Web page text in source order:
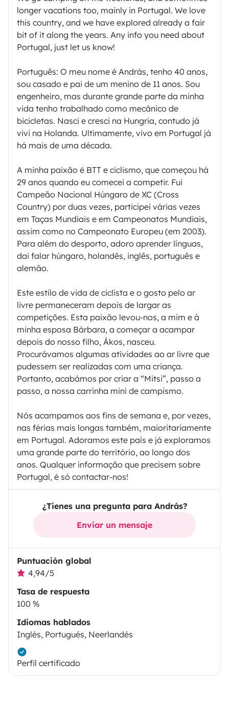
longer vacations too, mainly in Portugal. We love
this country, and we have explored already a fair
bit of it along the years. Any info you need about
Portugal, just let us know!
Português: O meu nome é András, tenho 40 anos,
sou casado e pai de um menino de 11 anos. Sou
engenheiro, mas durante grande parte da minha
vida tenho trabalhado como mecânico de
bicicletas. Nasci e cresci na Hungria, contudo já
vivi na Holanda. Ultimamente, vivo em Portugal já
há mais de uma década.
A minha paixão é BTT e ciclismo, que começou há
29 anos quando eu comecei a competir. Fui
Campeão Nacional Húngaro de XC (Cross
Country) por duas vezes, participei várias vezes
em Taças Mundiais e em Campeonatos Mundiais,
assim como no Campeonato Europeu (em 2003).
Para além do desporto, adoro aprender línguas,
dai falar húngaro, holandês, inglês, português e
alemão.
Este estilo de vida de ciclista e o gosto pelo ar
livre permaneceram depois de largar as
competições. Esta paixão levou-nos, a mim e à
minha esposa Bárbara, a começar a acampar
depois do nosso filho, Ákos, nasceu.
Procurávamos algumas atividades ao ar livre que
pudessem ser realizadas com uma criança.
Portanto, acabámos por criar a “Mitsi”, passo a
passo, a nossa carrinha mini de campismo.
Nós acampamos aos fins de semana e, por vezes,
nas férias mais longas também, maioritariamente
em Portugal. Adoramos este país e já exploramos
uma grande parte do território, ao longo dos
anos. Qualquer informação que precisem sobre
Portugal, é só contactar-nos!
¿Tienes una pregunta para András?
Enviar un mensaje
Puntuación global
4,94/5
Tasa de respuesta
100 %
Idiomas hablados
Inglés, Portugués, Neerlandés
Perfil certificado